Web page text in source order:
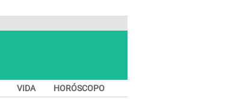
VIDA HORÓSCOPO